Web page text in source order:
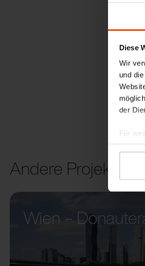
Diese
Wir
und
der
Für
Andere Projekte
Wien –